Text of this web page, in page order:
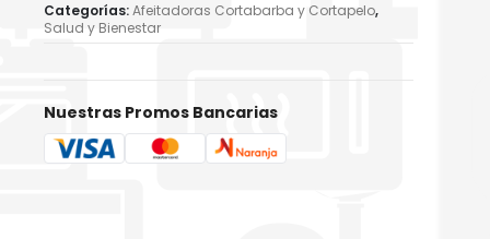
Categorías:Afeitadoras Cortabarba y Cortapelo,
Salud y Bienestar
Nuestras Promos Bancarias